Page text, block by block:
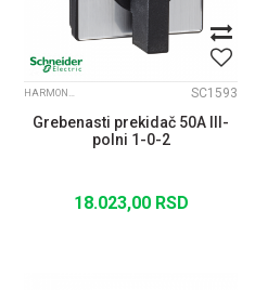
HARMONY K 30A-150A SC1593
Grebenasti prekidač 50A III-
polni 1-0-2
18.023,00 RSD